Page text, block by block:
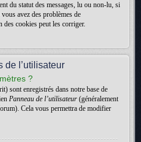
du statut des messages, lu ou non-lu, si
avez des problèmes de
cookies peut les corriger.
de l’utilisateur
?
sont enregistrés dans notre base de
Panneau de l’utilisateur (généralement
Cela vous permettra de modifier